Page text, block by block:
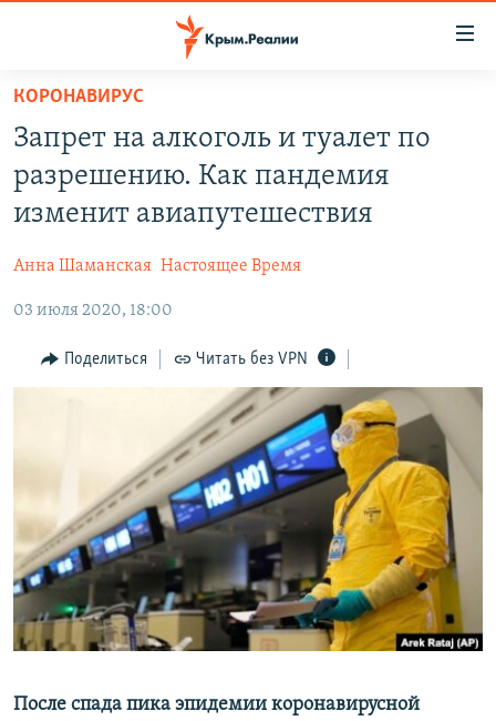
Вернуться
основному
содержанию
Вернутся
главной
Вернутся
поиску
СПЕЦПРОЕКТЫ
11 ЛЕТ ОККУПАЦИИ КРЫМА. 11 ИСТОРИЙ СОПРОТИВЛЕНИЯ
ВОДА
ЕЩЕ
ИНТЕРАКТИВ
ИНФОГРАФИКА
ТЕЛЕПРОЕКТ КРЫМ.РЕАЛИИ
СОВЕТЫ ПРАВОЗАЩИТНИКОВ
ПРОПАВШИЕ БЕЗ ВЕСТИ
ПОБЕДИТЕЛЕЙ НЕ СУДЯТ?
КРЫМ.НЕПОКОРЕННЫЙ
УКРАИНСКАЯ ПРОБЛЕМА КРЫМА
РАДІО СВОБОДА
КАК ОБОЙТИ БЛОКИРОВКУ
ПРИСОЕДИНЯЙТЕСЬ!
КОРОНАВИРУС
Запрет на алкоголь и туалет по
разрешению. Как пандемия
изменит авиапутешествия
Анна Шаманская Настоящее Время
03 июля 2020, 18:00
Поделиться Читать без VPN
После спада пика эпидемии коронавирусной